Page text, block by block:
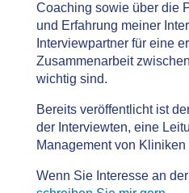
Coaching sowie über die
und Erfahrung meiner
Interviewpartner für eine
Zusammenarbeit
wichtig sind.
Bereits veröffentlicht ist
der Interviewten, eine
Management von
Wenn Sie Interesse an